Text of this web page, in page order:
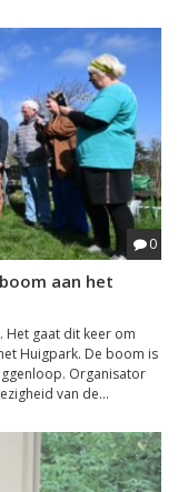
0
aan het
Het gaat dit keer om
Huigpark. De boom is
Organisator
van de...